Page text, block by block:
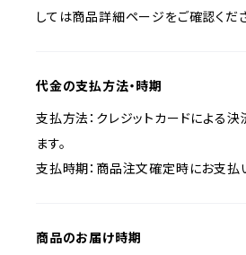
しては商品詳細ページをご確認くださ
代金の支払方法・時期
支払方法：クレジットカードによる
ます。
支払時期：商品注文確定時にお支払
商品のお届け時期